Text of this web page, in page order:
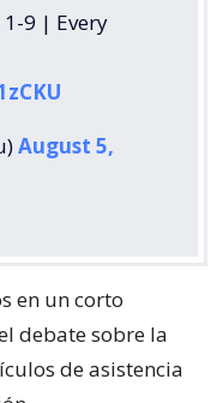
9 | Every
August 5,
en un corto
debate sobre la
de asistencia